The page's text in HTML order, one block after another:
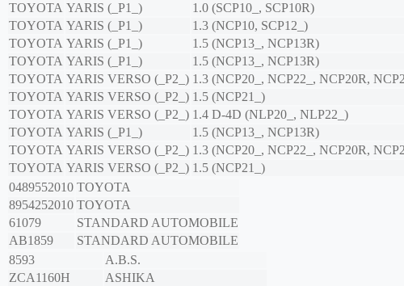
TOYOTA YARIS (_P1_) 1.0 (SCP10_, SCP10R)
TOYOTA YARIS (_P1_) 1.3 (NCP10, SCP12_)
TOYOTA YARIS (_P1_) 1.5 (NCP13_, NCP13R)
TOYOTA YARIS (_P1_) 1.5 (NCP13_, NCP13R)
TOYOTA YARIS VERSO (_P2_) 1.3 (NCP20_, NCP22_, NCP20R,
TOYOTA YARIS VERSO (_P2_) 1.5 (NCP21_)
TOYOTA YARIS VERSO (_P2_) 1.4 D-4D (NLP20_, NLP22_)
TOYOTA YARIS (_P1_) 1.5 (NCP13_, NCP13R)
TOYOTA YARIS VERSO (_P2_) 1.3 (NCP20_, NCP22_, NCP20R,
TOYOTA YARIS VERSO (_P2_) 1.5 (NCP21_)
0489552010 TOYOTA
8954252010 TOYOTA
61079
STANDARD AUTOMOBILE
AB1859
STANDARD AUTOMOBILE
8593
A.B.S.
ZCA1160H
ASHIKA